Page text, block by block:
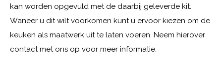
kan worden opgevuld met de daarbij geleverde kit.
Waneer u dit wilt voorkomen kunt u ervoor kiezen om de
keuken als maatwerk uit te laten voeren. Neem hierover
contact met ons op voor meer informatie.